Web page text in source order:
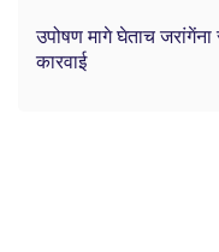
उपोषण मागे घेताच
कारवाई